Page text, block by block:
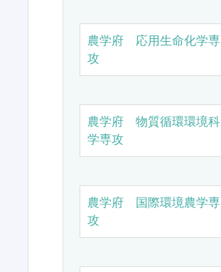
農学府 応用生命化学専
攻
農学府 物質循環環境科
学専攻
農学府 国際環境農学専
攻